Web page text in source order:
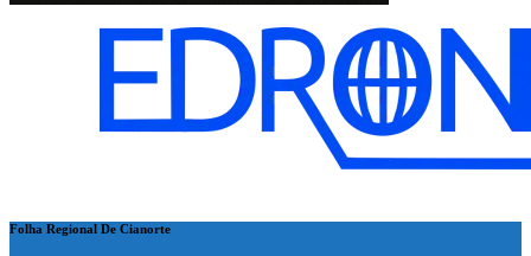
Folha Regional De Cianorte